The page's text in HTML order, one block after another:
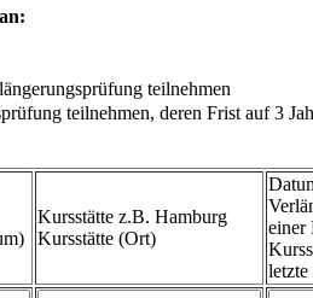
teilnehmen
teilnehmen, deren Frist auf 3
Kursstätte z.B. Hamburg
Kursstätte (Ort)
einer